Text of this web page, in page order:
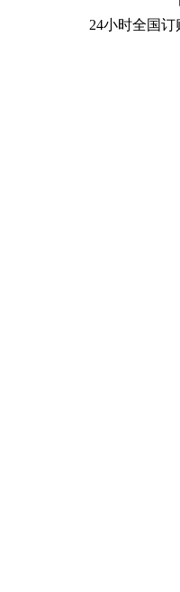
24小时全国订